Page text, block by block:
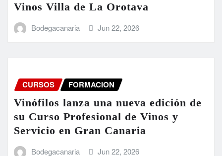
Vinos Villa de La Orotava
Bodegacanaria Jun 22, 2026
CURSOS FORMACION
Vinófilos lanza una nueva edición de
su Curso Profesional de Vinos y
Servicio en Gran Canaria
Bodegacanaria Jun 22, 2026